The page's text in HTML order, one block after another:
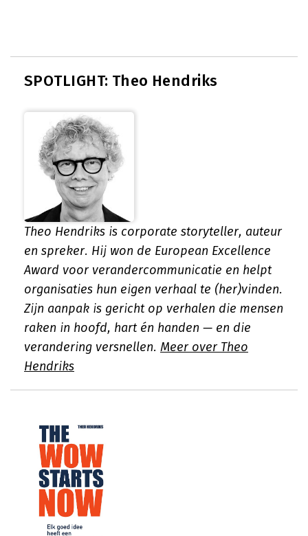
SPOTLIGHT: Theo Hendriks
Theo Hendriks is corporate storyteller, auteur
en spreker. Hij won de European Excellence
Award voor verandercommunicatie en helpt
organisaties hun eigen verhaal te (her)vinden.
Zijn aanpak is gericht op verhalen die mensen
raken in hoofd, hart én handen — en die
verandering versnellen. Meer over Theo
Hendriks